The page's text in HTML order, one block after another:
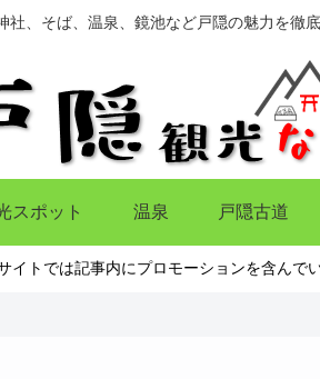
社、そば、温泉、鏡池など戸隠の魅力を徹
スポット 温泉 戸隠古道
イトでは記事内にプロモーションを含んで